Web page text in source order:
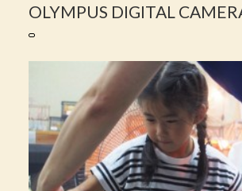
OLYMPUS DIGITAL